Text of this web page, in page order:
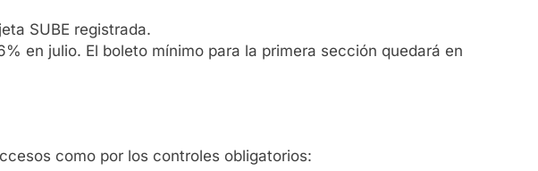
SUBE registrada.
en julio. El boleto mínimo para la primera sección quedará en
como por los controles obligatorios: